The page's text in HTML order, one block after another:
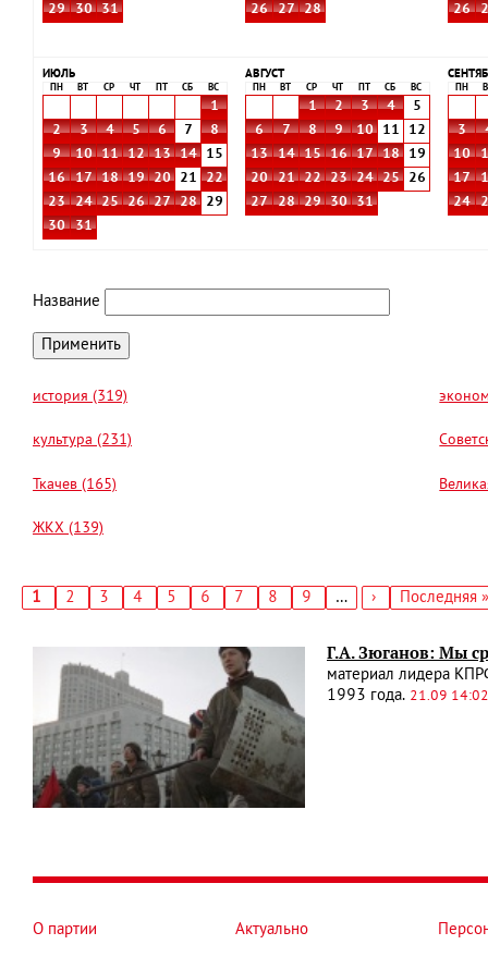
29
30 31
26
27 28
26
ИЮЛЬ
ПН ВТ СР ЧТ СБ ВС
1
2
3 4 5 6 7
8
9
10 11 12 13 14
15
16
17 18 19 20 21
22
23
24 25 26 27 28
29
30
31
АВГУСТ
ПН ВТ СР ЧТ СБ ВС
1 2 3 4
5
6
7 8 9 10 11
12
13
14 15 16 17 18
19
20
21 22 23 24 25
26
27
28 29 30 31
ПН
3
10
17
24
Название
история (319)
культура (231)
Ткачев (165)
ЖКХ (139)
Текущая
1 Страница
2 Страница
3 Страница
4 Страница
5 Страница
6 Страница
7 Страница
8 Страница
9 …
Следующая
›
Последняя
Последняя »
Г.А. Зюганов: Мы
материал лидера
1993 года. 21.09 14:02
О партии Актуально